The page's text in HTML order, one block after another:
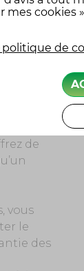
vous
autrui.
de
vous
le
des
mes cookies
de